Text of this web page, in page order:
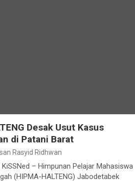
Desak Usut Kasus
di Patani Barat
Rasyid Ridhwan
– Himpunan Pelajar Mahasiswa
(HIPMA-HALTENG) Jabodetabek